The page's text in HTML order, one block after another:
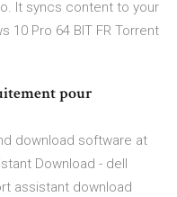
It syncs content to your
10 Pro 64 BIT FR Torrent
pour
download software at
Download - dell
assistant download